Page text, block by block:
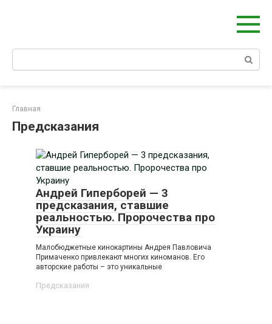
Главная
Предсказания
Андрей Гиперборей — 3
предсказания, ставшие
реальностью. Пророчества про
Украину
Малобюджетные кинокартины Андрея Павловича
Примаченко привлекают многих киноманов. Его
авторские работы – это уникальные
Предсказания